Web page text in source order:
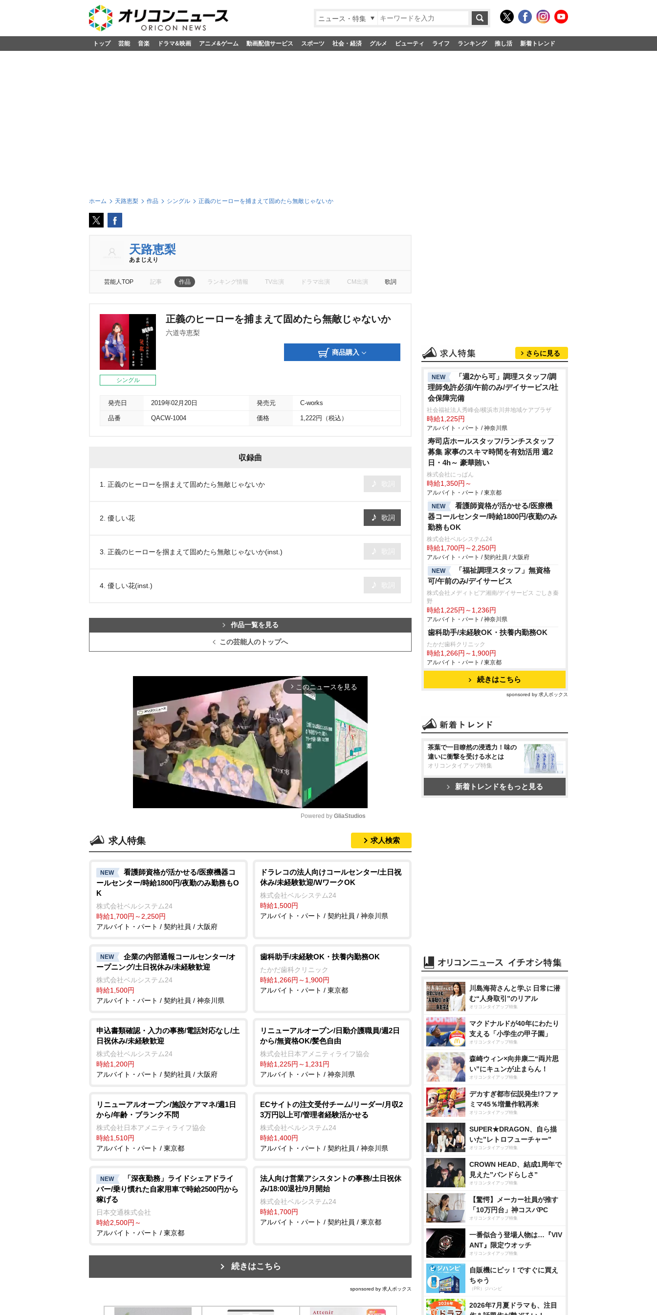
ニュース・特集
トップ 芸能 音楽 ドラマ&映画 アニメ&ゲーム 動画配信サービス スポーツ 社会・経済 グルメ ビューティ ライフ ランキング 推し活 新着トレンド
ホーム 天路恵梨 作品 シングル 正義のヒーローを捕まえて固めたら無敵じゃないか
天路恵梨
あまじえり
芸能人TOP 記事 作品 ランキング情報 TV出演 ドラマ出演 CM出演 歌詞
シングル
正義のヒーローを捕まえて固めたら無敵じゃないか
六道寺恵梨
商品購入
発売日 2019年02月20日 発売元 C-works
品番 QACW-1004 価格 1,222円（税込）
収録曲
1. 正義のヒーローを掴まえて固めたら無敵じゃないか
2. 優しい花 歌詞
3. 正義のヒーローを掴まえて固めたら無敵じゃないか(inst.)
4. 優しい花(inst.)
作品一覧を見る
この芸能人のトップへ
arrow_forward_ios このニュースを見る
t
e
Powered by GliaStudios
求人特集 求人検索
NEW
看護師資格が活かせる/医療機器コ
ールセンター/時給1800円/夜勤のみ勤務もO
K
株式会社ベルシステム24
時給1,700円～2,250円
アルバイト・パート / 契約社員 / 大阪府
ドラレコの法人向けコールセンター/土日祝
休み/未経験歓迎/WワークOK
株式会社ベルシステム24
時給1,500円
アルバイト・パート / 契約社員 / 神奈川県
NEW
企業の内部通報コールセンター/オ
ープニング/土日祝休み/未経験歓迎
株式会社ベルシステム24
時給1,500円
アルバイト・パート / 契約社員 / 神奈川県
歯科助手/未経験OK・扶養内勤務OK
たかだ歯科クリニック
時給1,266円～1,900円
アルバイト・パート / 東京都
申込書類確認・入力の事務/電話対応なし/土
日祝休み/未経験歓迎
株式会社ベルシステム24
時給1,200円
アルバイト・パート / 契約社員 / 大阪府
リニューアルオープン/日勤介護職員/週2日
から/無資格OK/髪色自由
株式会社日本アメニティライフ協会
時給1,225円～1,231円
アルバイト・パート / 神奈川県
リニューアルオープン/施設ケアマネ/週1日
から/年齢・ブランク不問
株式会社日本アメニティライフ協会
時給1,510円
アルバイト・パート / 東京都
ECサイトの注文受付チーム/リーダー/月収2
3万円以上可/管理者経験活かせる
株式会社ベルシステム24
時給1,400円
アルバイト・パート / 契約社員 / 神奈川県
NEW
「深夜勤務」ライドシェアドライ
バー/乗り慣れた自家用車で時給2500円から
稼げる
日本交通株式会社
時給2,500円～
アルバイト・パート / 東京都
法人向け営業アシスタントの事務/土日祝休
み/18:00退社/9月開始
株式会社ベルシステム24
時給1,700円
アルバイト・パート / 契約社員 / 東京都
続きはこちら
sponsored by 求人ボックス
さらに見る
NEW
「週2から可」調理スタッフ/調
理師免許必須/午前のみ/デイサービス/社
会保障完備
社会福祉法人秀峰会/横浜市川井地域ケアプラザ
時給1,225円
アルバイト・パート / 神奈川県
寿司店ホールスタッフ/ランチスタッフ
募集 家事のスキマ時間を有効活用 週2
日・4h～ 豪華賄い
株式会社にっぱん
時給1,350円～
アルバイト・パート / 東京都
NEW
看護師資格が活かせる/医療機
器コールセンター/時給1800円/夜勤のみ
勤務もOK
株式会社ベルシステム24
時給1,700円～2,250円
アルバイト・パート / 契約社員 / 大阪府
NEW
「福祉調理スタッフ」無資格
可/午前のみ/デイサービス
株式会社メディトピア湘南/デイサービス ごしき秦
野
時給1,225円～1,236円
アルバイト・パート / 神奈川県
歯科助手/未経験OK・扶養内勤務OK
たかだ歯科クリニック
時給1,266円～1,900円
アルバイト・パート / 東京都
続きはこちら
sponsored by 求人ボックス
茶葉で一目瞭然の浸透力！味の
違いに衝撃を受ける水とは
オリコンタイアップ特集
新着トレンドをもっと見る
川島海荷さんと学ぶ 日常に潜
む“人身取引”のリアル
オリコンタイアップ特集
マクドナルドが40年にわたり
支える「小学生の甲子園」
オリコンタイアップ特集
森崎ウィン×向井康二“両片思
い”にキュンが止まらん！
オリコンタイアップ特集
デカすぎ都市伝説発生!?ファ
ミマ45％増量作戦再来
オリコンタイアップ特集
SUPER★DRAGON、自ら描
いた”レトロフューチャー”
オリコンタイアップ特集
CROWN HEAD、結成1周年で
見えた”バンドらしさ”
オリコンタイアップ特集
【驚愕】メーカー社員が推す
「10万円台」神コスパPC
オリコンタイアップ特集
一番似合う登場人物は…『VIV
ANT』限定ウオッチ
オリコンタイアップ特集
自販機にピッ！ですぐに買え
ちゃう
（PR）ジハンピ
2026年7月夏ドラマも、注目